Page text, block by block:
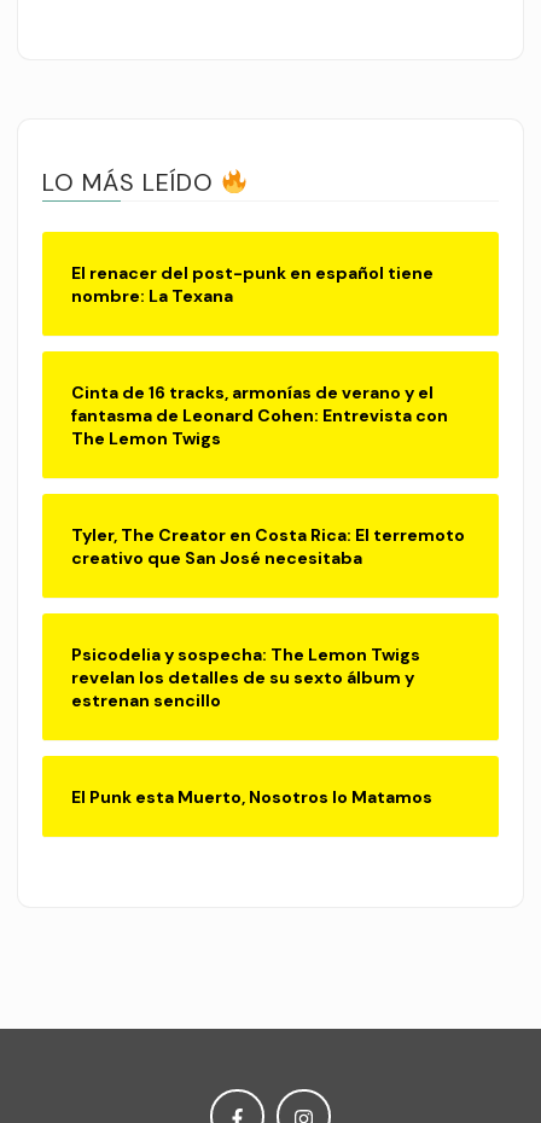
LO MÁS LEÍDO
El renacer del post-punk en español tiene
nombre: La Texana
Cinta de 16 tracks, armonías de verano y el
fantasma de Leonard Cohen: Entrevista con
The Lemon Twigs
Tyler, The Creator en Costa Rica: El terremoto
creativo que San José necesitaba
Psicodelia y sospecha: The Lemon Twigs
revelan los detalles de su sexto álbum y
estrenan sencillo
El Punk esta Muerto, Nosotros lo Matamos